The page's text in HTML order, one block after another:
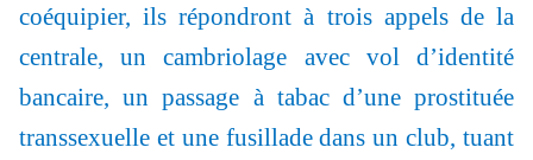
coéquipier, ils répondront à trois appels de la
centrale, un cambriolage avec vol d’identité
bancaire, un passage à tabac d’une prostituée
transsexuelle et une fusillade dans un club, tuant